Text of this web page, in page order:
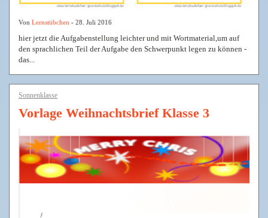
Von Lernstübchen - 28. Juli 2016
hier jetzt die Aufgabenstellung leichter und mit Wortmaterial,um auf
den sprachlichen Teil der Aufgabe den Schwerpunkt legen zu können -
das...
Sonnenklasse
Vorlage Weihnachtsbrief Klasse 3